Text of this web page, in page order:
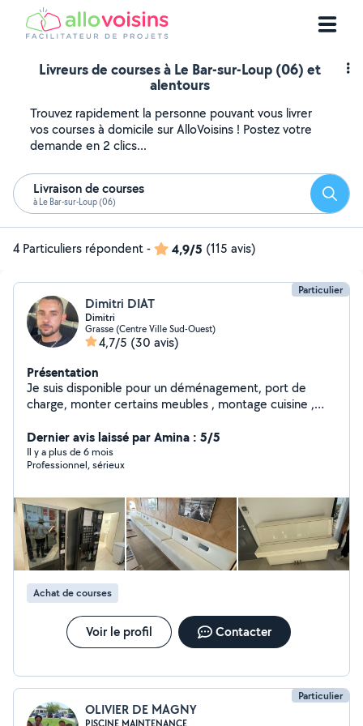
Livreurs de courses à Le Bar-sur-Loup (06) et
alentours
Trouvez rapidement la personne pouvant vous livrer
vos courses à domicile sur AlloVoisins ! Postez votre
demande en 2 clics...
Livraison de courses
à Le Bar-sur-Loup (06)
4 Particuliers répondent- 4,9/5 (115 avis)
Particulier
Dimitri DIAT
Dimitri
Grasse (Centre Ville Sud-Ouest)
4,7/5 (30 avis)
Présentation
Je suis disponible pour un déménagement, port de
charge, monter certains meubles , montage cuisine ,
cherche quelques heures de ménage à effectuer dans
le week-end. N'hésitez pas à me contacter pour plus de
renseignements.
Dernier avis laissé par Amina : 5/5
Il y a plus de 6 mois
Professionnel, sérieux
Achat de courses
Voir le profil Contacter
Particulier
OLIVIER DE MAGNY